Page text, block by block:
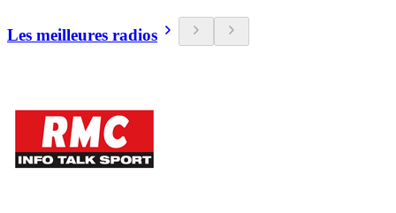
Les meilleures radios